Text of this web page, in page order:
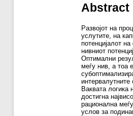
Abstract
Развојот на
услутите, на
потенцијалот
нивниот
Оптимални
меѓу нив, а тоа
интервалутните
Ваквата логика
достигна
рационална
услов за